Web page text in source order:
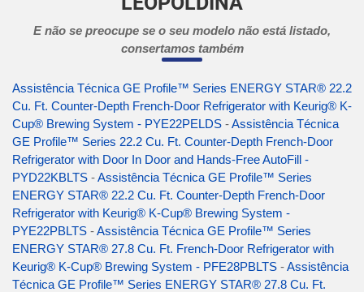
E não se preocupe se o seu modelo não está listado,
consertamos também
Assistência Técnica GE Profile™ Series ENERGY STAR® 22.2
Cu. Ft. Counter-Depth French-Door Refrigerator with Keurig® K-
Cup® Brewing System - PYE22PELDS -Assistência Técnica
GE Profile™ Series 22.2 Cu. Ft. Counter-Depth French-Door
Refrigerator with Door In Door and Hands-Free AutoFill -
PYD22KBLTS -Assistência Técnica GE Profile™ Series
ENERGY STAR® 22.2 Cu. Ft. Counter-Depth French-Door
Refrigerator with Keurig® K-Cup® Brewing System -
PYE22PBLTS -Assistência Técnica GE Profile™ Series
ENERGY STAR® 27.8 Cu. Ft. French-Door Refrigerator with
Keurig® K-Cup® Brewing System - PFE28PBLTS -Assistência
Técnica GE Profile™ Series ENERGY STAR® 27.8 Cu. Ft.